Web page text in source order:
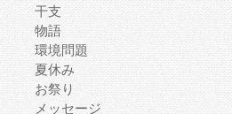
干支
物語
環境問題
夏休み
お祭り
メッセージ